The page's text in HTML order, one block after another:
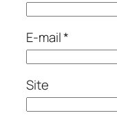
E-mail*
Site